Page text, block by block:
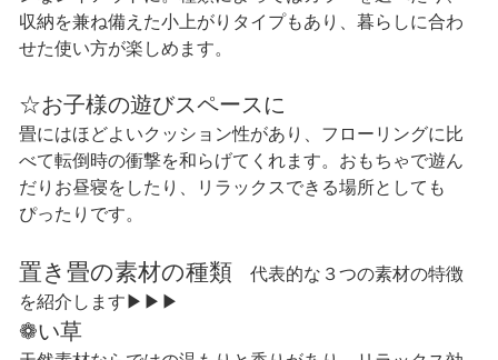
収納を兼ね備えた小上がりタイプもあり、暮らしに合わ
せた使い方が楽しめます。
☆お子様の遊びスペースに
畳にはほどよいクッション性があり、フローリングに比
べて転倒時の衝撃を和らげてくれます。おもちゃで遊ん
だりお昼寝をしたり、リラックスできる場所としても
ぴったりです。
置き畳の素材の種類 代表的な３つの素材の特徴
を紹介します▶▶▶
❁い草